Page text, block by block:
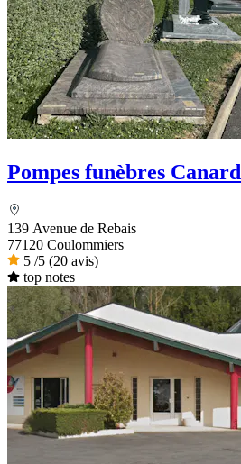
Pompes funèbres Canard
139 Avenue de Rebais
77120 Coulommiers
5 /5 (20 avis)
top notes